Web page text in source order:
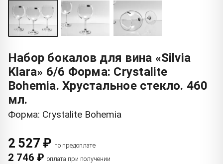
Набор бокалов для вина «Silvia
Klara» 6/6 Форма: Crystalite
Bohemia. Хрустальное стекло. 460
мл.
Форма: Crystalite Bohemia
2 527 ₽ по предоплате
2 746 ₽ оплата при получении